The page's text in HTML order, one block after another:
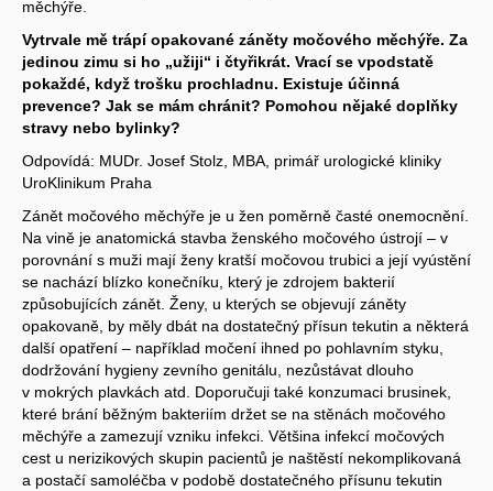
měchýře.
Vytrvale mě trápí opakované záněty močového měchýře. Za
jedinou zimu si ho „užiji“ i čtyřikrát. Vrací se vpodstatě
pokaždé, když trošku prochladnu. Existuje účinná
prevence? Jak se mám chránit? Pomohou nějaké doplňky
stravy nebo bylinky?
Odpovídá: MUDr. Josef Stolz, MBA, primář urologické kliniky
UroKlinikum Praha
Zánět močového měchýře je u žen poměrně časté onemocnění.
Na vině je anatomická stavba ženského močového ústrojí – v
porovnání s muži mají ženy kratší močovou trubici a její vyústění
se nachází blízko konečníku, který je zdrojem bakterií
způsobujících zánět. Ženy, u kterých se objevují záněty
opakovaně, by měly dbát na dostatečný přísun tekutin a některá
další opatření – například močení ihned po pohlavním styku,
dodržování hygieny zevního genitálu, nezůstávat dlouho
v mokrých plavkách atd. Doporučuji také konzumaci brusinek,
které brání běžným bakteriím držet se na stěnách močového
měchýře a zamezují vzniku infekci. Většina infekcí močových
cest u nerizikových skupin pacientů je naštěstí nekomplikovaná
a postačí samoléčba v podobě dostatečného přísunu tekutin